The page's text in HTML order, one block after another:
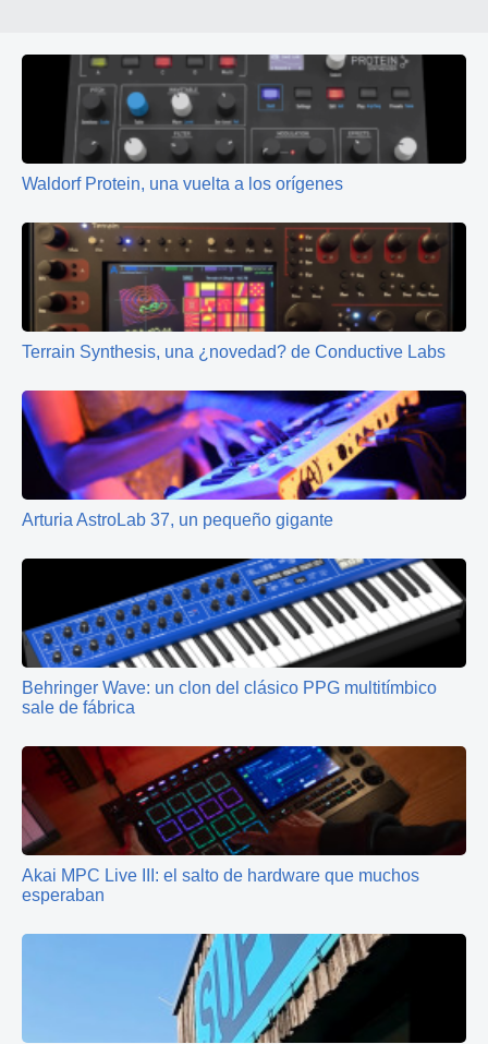
Waldorf Protein, una vuelta a los orígenes
Terrain Synthesis, una ¿novedad? de Conductive Labs
Arturia AstroLab 37, un pequeño gigante
Behringer Wave: un clon del clásico PPG multitímbico
sale de fábrica
Akai MPC Live III: el salto de hardware que muchos
esperaban